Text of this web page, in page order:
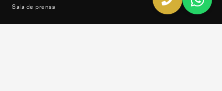
Sala de prensa